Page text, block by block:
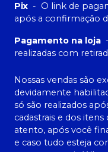
Pix - O link de
após a confirmação
Pagamento na loja -
realizadas com
Nossas vendas são
devidamente
só são realizados
cadastrais e dos
atento, após você
e caso tudo esteja